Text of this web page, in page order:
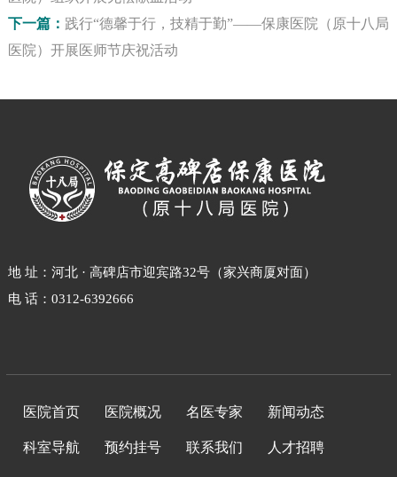
下一篇： 践行“德馨于行，技精于勤”——保康医院（原十八局
医院）开展医师节庆祝活动
地 址：河北 · 高碑店市迎宾路32号（家兴商厦对面）
电 话：0312-6392666
医院首页 医院概况 名医专家 新闻动态
科室导航 预约挂号 联系我们 人才招聘